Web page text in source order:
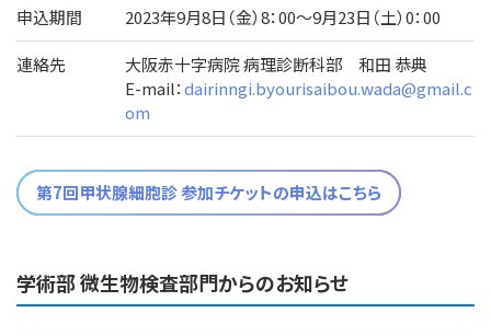
申込期間 2023年9月8日（金）8：00～9月23日（土）0：00
連絡先
大阪赤十字病院 病理診断科部 和田 恭典
E-mail：dairinngi.byourisaibou.wada@gmail.c
om
第7回甲状腺細胞診 参加チケットの申込はこちら
学術部 微生物検査部門からのお知らせ